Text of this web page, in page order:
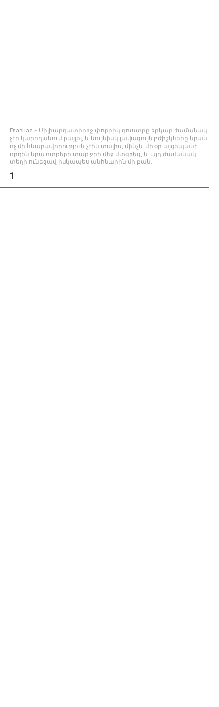
Главная » Միլիարդատիրոջ փոքրիկ դուստրը երկար ժամանակ
չէր կարողանում քայլել, և նույնիսկ լավագույն բժիշկները նրան
ոչ մի հնարավորություն չէին տալիս, մինչև մի օր այգեպանի
որդին նրա ոտքերը տաք ջրի մեջ մտցրեց, և այդ ժամանակ
տեղի ունեցավ իսկապես անհնարին մի բան…
1